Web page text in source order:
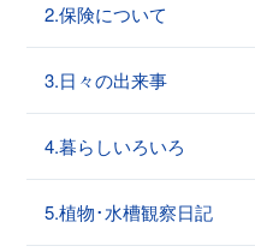
2.保険について
3.日々の出来事
4.暮らしいろいろ
5.植物･水槽観察日記